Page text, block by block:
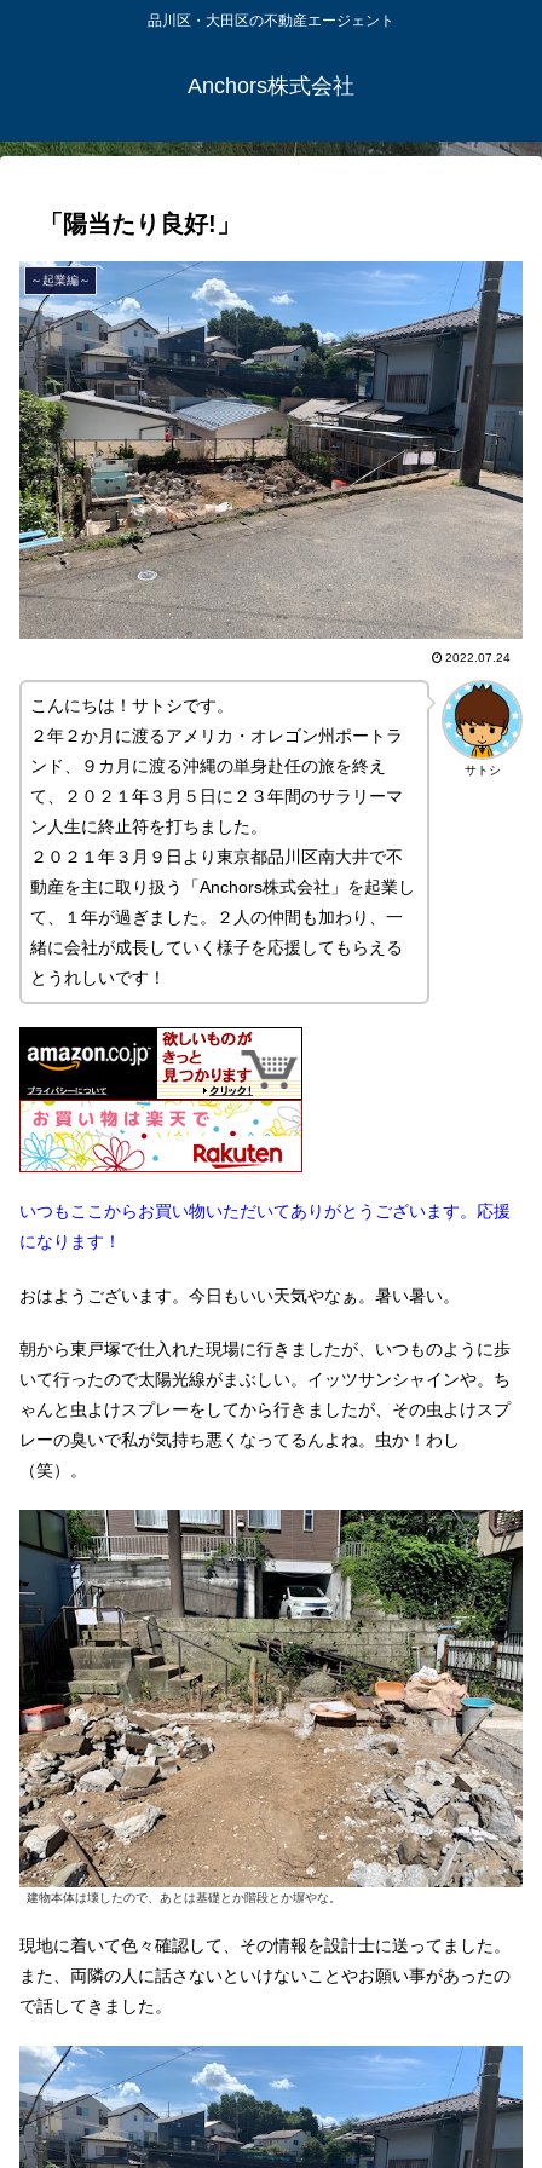
品川区・大田区の不動産エージェント
Anchors株式会社
「陽当たり良好!」
～起業編～
2022.07.24
サトシ
こんにちは！サトシです。
２年２か月に渡るアメリカ・オレゴン州ポートラ
ンド、９カ月に渡る沖縄の単身赴任の旅を終え
て、２０２１年３月５日に２３年間のサラリーマ
ン人生に終止符を打ちました。
２０２１年３月９日より東京都品川区南大井で不
動産を主に取り扱う「Anchors株式会社」を起業し
て、１年が過ぎました。２人の仲間も加わり、一
緒に会社が成長していく様子を応援してもらえる
とうれしいです！
いつもここからお買い物いただいてありがとうございます。応援
になります！
おはようございます。今日もいい天気やなぁ。暑い暑い。
朝から東戸塚で仕入れた現場に行きましたが、いつものように歩
いて行ったので太陽光線がまぶしい。イッツサンシャインや。ち
ゃんと虫よけスプレーをしてから行きましたが、その虫よけスプ
レーの臭いで私が気持ち悪くなってるんよね。虫か！わし
（笑）。
建物本体は壊したので、あとは基礎とか階段とか塀やな。
現地に着いて色々確認して、その情報を設計士に送ってました。
また、両隣の人に話さないといけないことやお願い事があったの
で話してきました。